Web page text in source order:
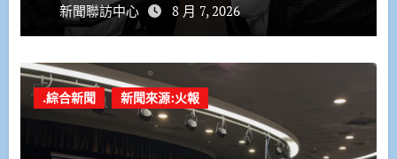
新聞聯訪中心 8 月 7, 2026
.綜合新聞 新聞來源:火報